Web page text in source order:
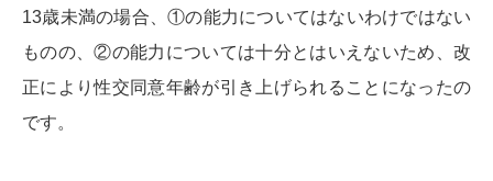
13歳未満の場合、①の能力についてはないわけではない
ものの、②の能力については十分とはいえないため、改
正により性交同意年齢が引き上げられることになったの
です。